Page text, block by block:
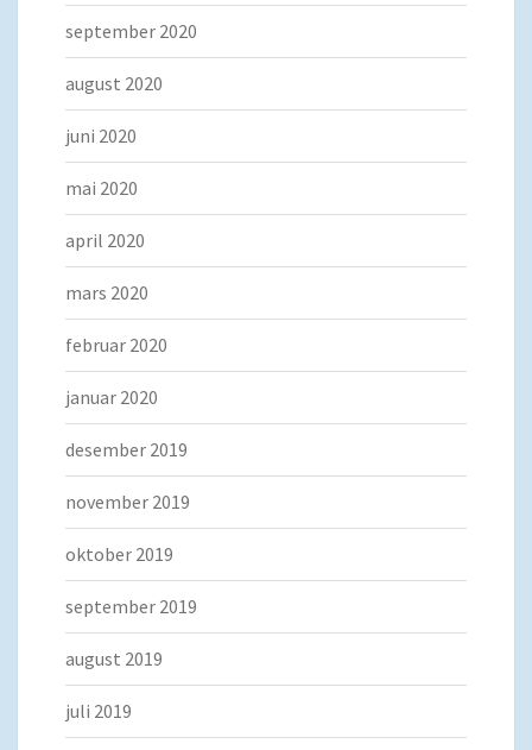
september 2020
august 2020
juni 2020
mai 2020
april 2020
mars 2020
februar 2020
januar 2020
desember 2019
november 2019
oktober 2019
september 2019
august 2019
juli 2019